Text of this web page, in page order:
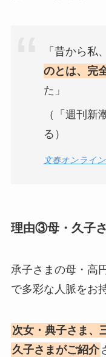
「昔から私、
のとは、完
た」
（「週刊新
る）
文春オンライ
理由③母・久子
承子さまの母・高
で多彩な人脈をお
次女・典子さま、
久子さまがご紹介